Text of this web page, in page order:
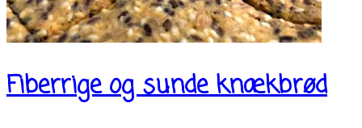
Fiberrige og sunde knækbrød